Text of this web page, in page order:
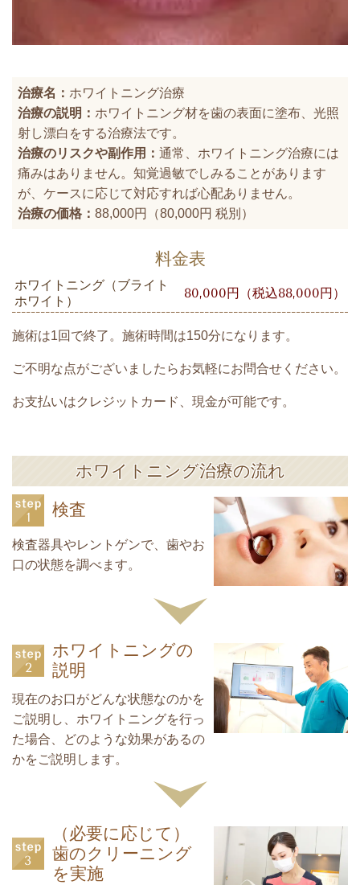
治療名： ホワイトニング治療
治療の説明： ホワイトニング材を歯の表面に塗布、光照
射し漂白をする治療法です。
治療のリスクや副作用： 通常、ホワイトニング治療には
痛みはありません。知覚過敏でしみることがあります
が、ケースに応じて対応すれば心配ありません。
治療の価格： 88,000円（80,000円 税別）
料金表
ホワイトニング（ブライト
ホワイト）
80,000円（税込88,000円）
施術は1回で終了。施術時間は150分になります。
ご不明な点がございましたらお気軽にお問合せください。
お支払いはクレジットカード、現金が可能です。
ホワイトニング治療の流れ
検査
検査器具やレントゲンで、歯やお
口の状態を調べます。
ホワイトニングの
説明
現在のお口がどんな状態なのかを
ご説明し、ホワイトニングを行っ
た場合、どのような効果があるの
かをご説明します。
（必要に応じて）
歯のクリーニング
を実施